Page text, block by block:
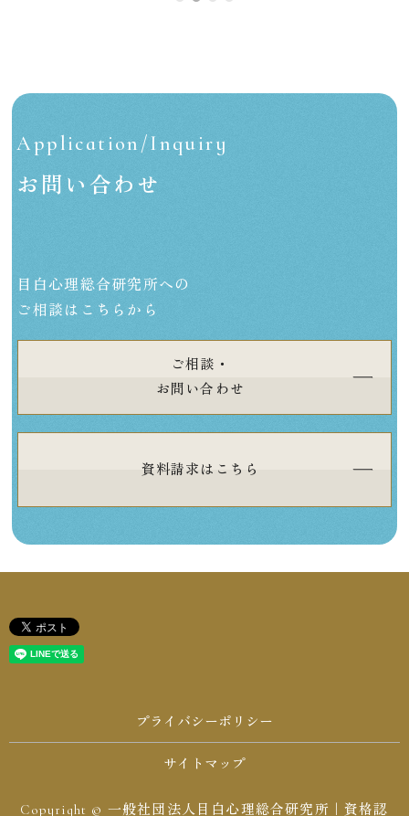
Application/Inquiry
お問い合わせ
目白心理総合研究所への
ご相談はこちらから
ご相談・
お問い合わせ
資料請求はこちら
プライバシーポリシー
サイトマップ
Copyright © 一般社団法人目白心理総合研究所｜資格認